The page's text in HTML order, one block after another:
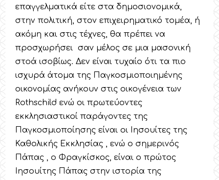
επαγγελματικά είτε στα δημοσιονομικά,
στην πολιτική, στον επιχειρηματικό τομέα, ή
ακόμη και στις τέχνες, θα πρέπει να
προσχωρήσει σαν μέλος σε μια μασονική
στοά ισοβίως. Δεν είναι τυχαίο ότι τα πιο
ισχυρά άτομα της Παγκοσμιοποιημένης
οικονομίας ανήκουν στις οικογένεια των
Rothschild ενώ οι πρωτεύοντες
εκκλησιαστικοί παράγοντες της
Παγκοσμιοποίησης είναι οι Ιησουίτες της
Καθολικής Εκκλησίας , ενώ ο σημερινός
Πάπας , ο Φραγκίσκος, είναι ο πρώτος
Ιησουίτης Πάπας στην ιστορία της